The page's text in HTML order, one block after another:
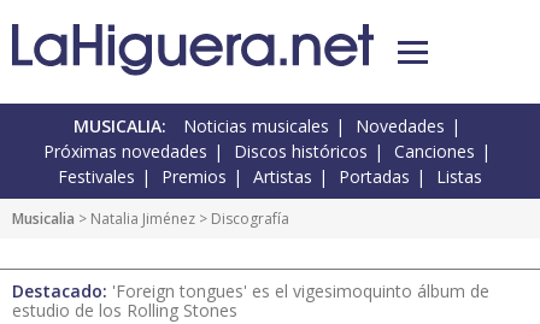
MUSICALIA: Noticias musicales
Novedades
Próximas novedades
Discos históricos
Canciones
Festivales
Premios Artistas Portadas Listas
Musicalia > Natalia Jiménez > Discografía
Destacado: 'Foreign tongues' es el vigesimoquinto álbum de
estudio de los Rolling Stones